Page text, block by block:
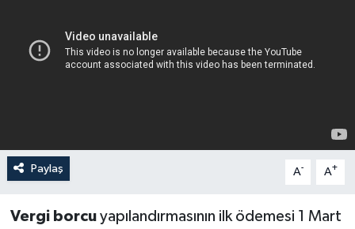
Paylaş A- A+
Vergi borcuyapılandırmasının ilk ödemesi 1 Mart
Sağlık
Spor